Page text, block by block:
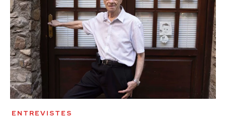
ENTREVISTES